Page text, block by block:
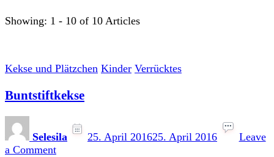
Showing: 1 - 10 of 10 Articles
Kekse und Plätzchen Kinder Verrücktes
Buntstiftkekse
Selesila 25. April 201625. April 2016
Leave
a Commenton